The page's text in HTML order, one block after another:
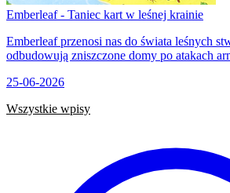
Emberleaf - Taniec kart w leśnej krainie
Emberleaf przenosi nas do świata leśnych
odbudowują zniszczone domy po atakach
25-06-2026
Wszystkie wpisy